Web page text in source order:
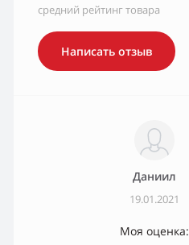
средний рейтинг товара
Написать отзыв
Даниил
19.01.2021
Моя оценка: